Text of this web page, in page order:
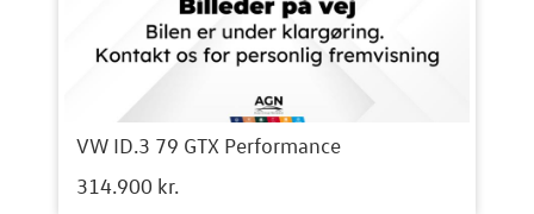
VW ID.3 79 GTX Performance
314.900 kr.